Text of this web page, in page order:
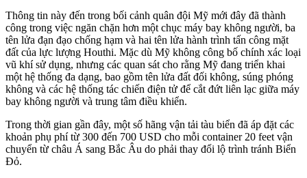
Thông tin này đến trong bối cảnh quân đội Mỹ mới đây đã thành
công trong việc ngăn chặn hơn một chục máy bay không người, ba
tên lửa đạn đạo chống hạm và hai tên lửa hành trình tấn công mặt
đất của lực lượng Houthi. Mặc dù Mỹ không công bố chính xác loại
vũ khí sử dụng, nhưng các quan sát cho rằng Mỹ đang triển khai
một hệ thống đa dạng, bao gồm tên lửa đất đối không, súng phóng
không và các hệ thống tác chiến điện tử để cắt đứt liên lạc giữa máy
bay không người và trung tâm điều khiển.
Trong thời gian gần đây, một số hãng vận tải tàu biển đã áp đặt các
khoản phụ phí từ 300 đến 700 USD cho mỗi container 20 feet vận
chuyển từ châu Á sang Bắc Âu do phải thay đổi lộ trình tránh Biển
Đỏ.